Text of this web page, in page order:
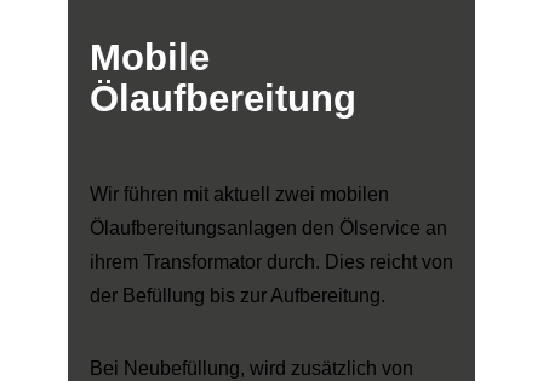
Mobile
Ölaufbereitung
Wir führen mit aktuell zwei mobilen
Ölaufbereitungsanlagen den Ölservice an
ihrem Transformator durch. Dies reicht von
der Befüllung bis zur Aufbereitung.
Bei Neubefüllung, wird zusätzlich von